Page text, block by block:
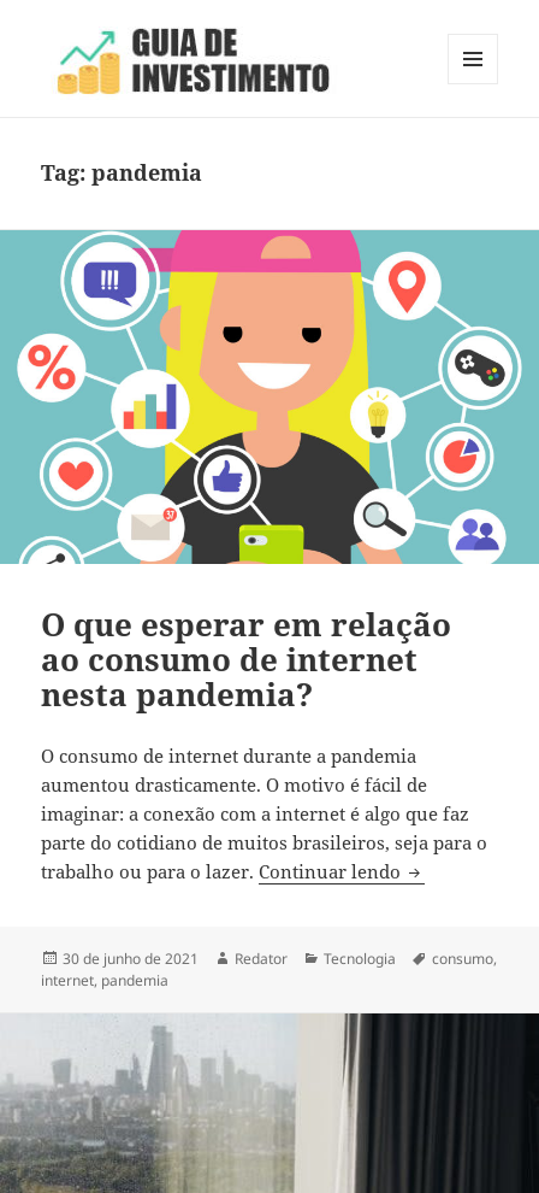
Tag:pandemia
O que esperar em relação
ao consumo de internet
nesta pandemia?
O consumo de internet durante a pandemia
aumentou drasticamente. O motivo é fácil de
imaginar: a conexão com a internet é algo que faz
parte do cotidiano de muitos brasileiros, seja para o
trabalho ou para o lazer. Continuar lendo O que esperar
Publicado
em
30 de junho de 2021 Autor
Redator Categorias
Tecnologia Tags
consumo,
internet, pandemia